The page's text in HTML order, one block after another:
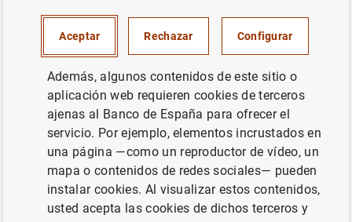
Definición
Se refiere a la eliminación, tanto de los empleos como de
unidad institucional o entre unidades que forman parte
de un grupo o de un sector, así como a la eliminación de
los saldos de los activos y los pasivos financieros
recíprocos.
Información adicional
Los datos relativos a un sector institucional (o grupo de
Aceptar Rechazar Configurar
Además, algunos contenidos de este sitio o
aplicación web requieren cookies de terceros
ajenas al Banco de España para ofrecer el
servicio. Por ejemplo, elementos incrustados en
una página —como un reproductor de vídeo, un
mapa o contenidos de redes sociales— pueden
instalar cookies. Al visualizar estos contenidos,
usted acepta las cookies de dichos terceros y